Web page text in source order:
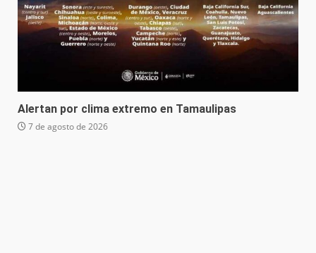
Alertan por clima extremo en Tamaulipas
7 de agosto de 2026